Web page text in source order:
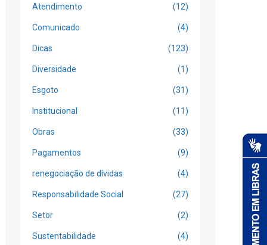
Atendimento (12)
Comunicado (4)
Dicas (123)
Diversidade (1)
Esgoto (31)
Institucional (11)
Obras (33)
Pagamentos (9)
renegociação de dívidas (4)
Responsabilidade Social (27)
Setor (2)
Sustentabilidade (4)